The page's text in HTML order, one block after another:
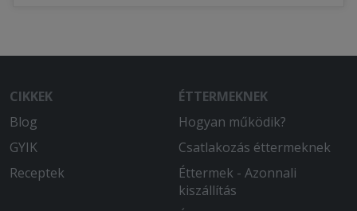
CIKKEK
Blog
GYIK
Receptek
ÉTTERMEKNEK
Hogyan működik?
Csatlakozás éttermeknek
Éttermek - Azonnali
kiszállítás